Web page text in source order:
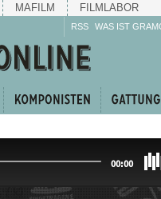
MAFILM FILMLABOR
RSS WAS IST
00:00